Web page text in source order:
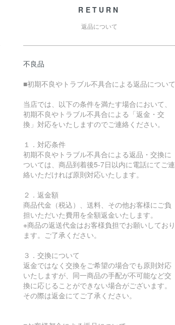
RETURN
返品について
不良品
■初期不良やトラブル不具合による返品について
当店では、以下の条件を満たす場合において、
初期不良やトラブル不具合による「返金・交
換」対応をいたしますのでご連絡ください。
１．対応条件
初期不良やトラブル不具合による返品・交換に
ついては、商品到着後5-7日以内に電話にてご連
絡いただければ原則対応いたします。
２．返金額
商品代金（税込）、送料、その他お客様にご負
担いただいた費用を全額返金いたします。
※商品の返送代金はお客様負担でお願いしており
ます。ご了承ください。
３．交換について
返金ではなく交換をご希望の場合でも原則対応
いたしますが、同一商品の手配が不可能など交
換に応じることができない場合がございます。
その際は返金にてご了承ください。